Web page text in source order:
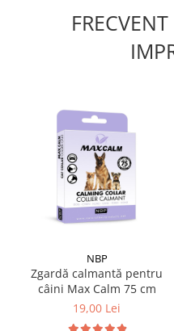
NBP
Zgardă calmantă pentru
câini Max Calm 75 cm
19,00 Lei